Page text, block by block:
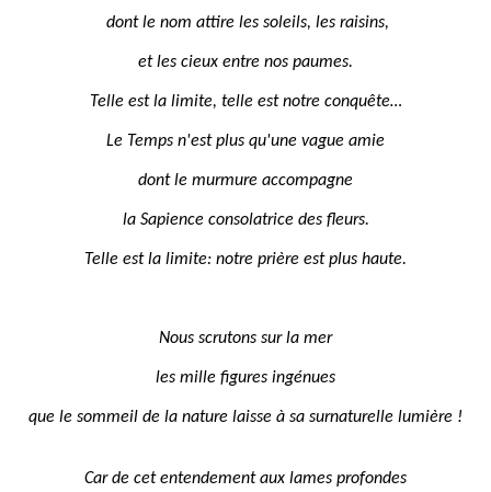
dont le nom attire les soleils, les raisins,
et les cieux entre nos paumes.
Telle est la limite, telle est notre conquête…
Le Temps n'est plus qu'une vague amie
dont le murmure accompagne
la Sapience consolatrice des fleurs.
Telle est la limite: notre prière est plus haute.
Nous scrutons sur la mer
les mille figures ingénues
que le sommeil de la nature laisse à sa surnaturelle lumière !
Car de cet entendement aux lames profondes